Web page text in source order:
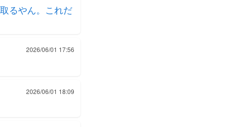
るやん。これだ
2026/06/01 17:56
2026/06/01 18:09